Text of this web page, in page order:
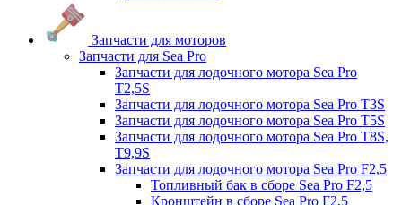
Запчасти для моторов
Запчасти для Sea Pro
Запчасти для лодочного мотора Sea Pro
Т2,5S
Запчасти для лодочного мотора Sea Pro Т3S
Запчасти для лодочного мотора Sea Pro Т5S
Запчасти для лодочного мотора Sea Pro Т8S,
T9,9S
Запчасти для лодочного мотора Sea Pro F2,5
Топливный бак в сборе Sea Pro F2,5
Кронштейн в сборе Sea Pro F2,5